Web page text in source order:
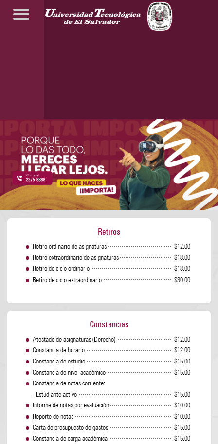
Retiros
Retiro ordinario de asignaturas
$12.00
Retiro extraordinario de asignaturas
$18.00
Retiro de ciclo ordinario
$18.00
Retiro de ciclo extraordinario
$30.00
Constancias
Atestado de asignaturas (Derecho)
$12.00
Constancia de horario
$12.00
Constancia de estudio
$15.00
Constancia de nivel académico
$15.00
Constancia de notas corriente:
- Estudiante activo
$15.00
Informe de notas por evaluación
$10.00
Reporte de notas
$10.00
Carta de presupuesto de gastos
$15.00
Constancia de carga académica
$15.00